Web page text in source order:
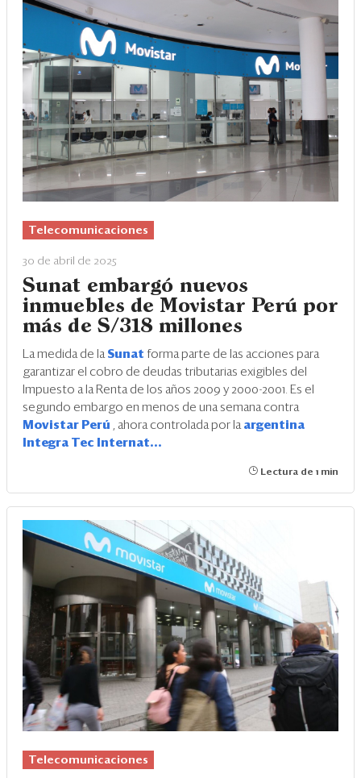
Telecomunicaciones
30 de abril de 2025
Sunat embargó nuevos
inmuebles de Movistar Perú por
más de S/318 millones
La medida de la Sunat forma parte de las acciones para
garantizar el cobro de deudas tributarias exigibles del
Impuesto a la Renta de los años 2009 y 2000-2001. Es el
segundo embargo en menos de una semana contra
Movistar Perú , ahora controlada por la argentina
Integra Tec Internat...
Lectura de 1 min
Telecomunicaciones